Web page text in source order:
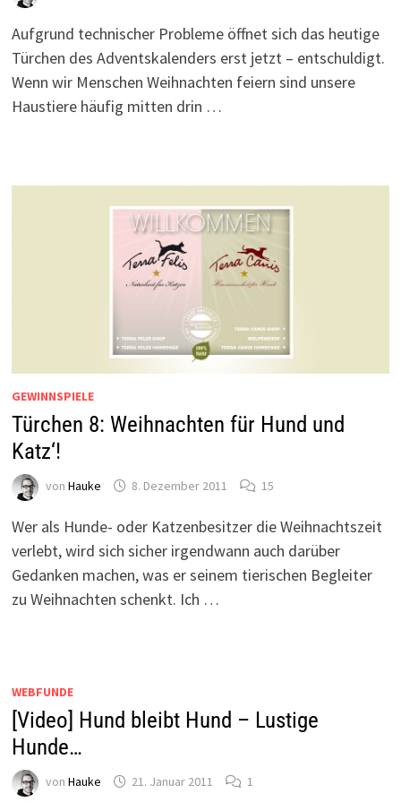
Aufgrund technischer Probleme öffnet sich das heutige
Türchen des Adventskalenders erst jetzt – entschuldigt.
Wenn wir Menschen Weihnachten feiern sind unsere
Haustiere häufig mitten drin …
GEWINNSPIELE
Türchen 8: Weihnachten für Hund und
Katz‘!
von Hauke 8. Dezember 2011 15
Wer als Hunde- oder Katzenbesitzer die Weihnachtszeit
verlebt, wird sich sicher irgendwann auch darüber
Gedanken machen, was er seinem tierischen Begleiter
zu Weihnachten schenkt. Ich …
WEBFUNDE
[Video] Hund bleibt Hund – Lustige
Hunde…
von Hauke 21. Januar 2011 1